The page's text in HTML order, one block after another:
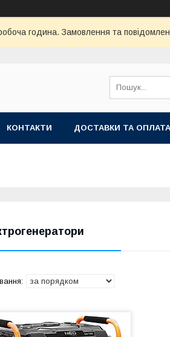
година. Замовлення та
КОНТАКТИ ДОСТАВКИ ТА ОПЛАТА